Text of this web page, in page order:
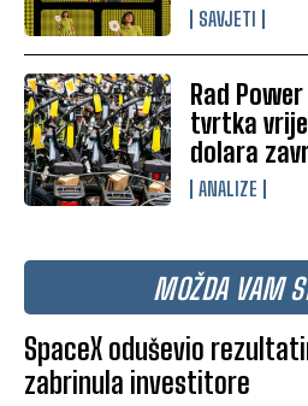
SAVJETI
Rad
tvrtka
dolara
ANALIZE
MOŽDA VAM
SpaceX oduševio
zabrinula investitore